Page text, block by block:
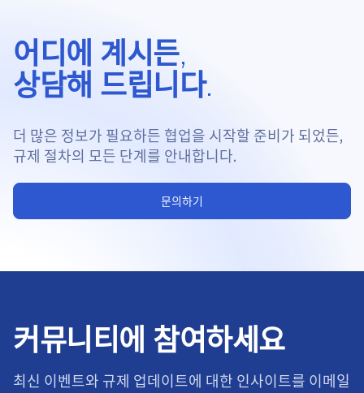
어디에 계시든,
상담해 드립니다.
더 많은 정보가 필요하든 협업을 시작할 준비가 되었든,
규제 절차의 모든 단계를 안내합니다.
문의하기
커뮤니티에 참여하세요
최신 이벤트와 규제 업데이트에 대한 인사이트를 이메일